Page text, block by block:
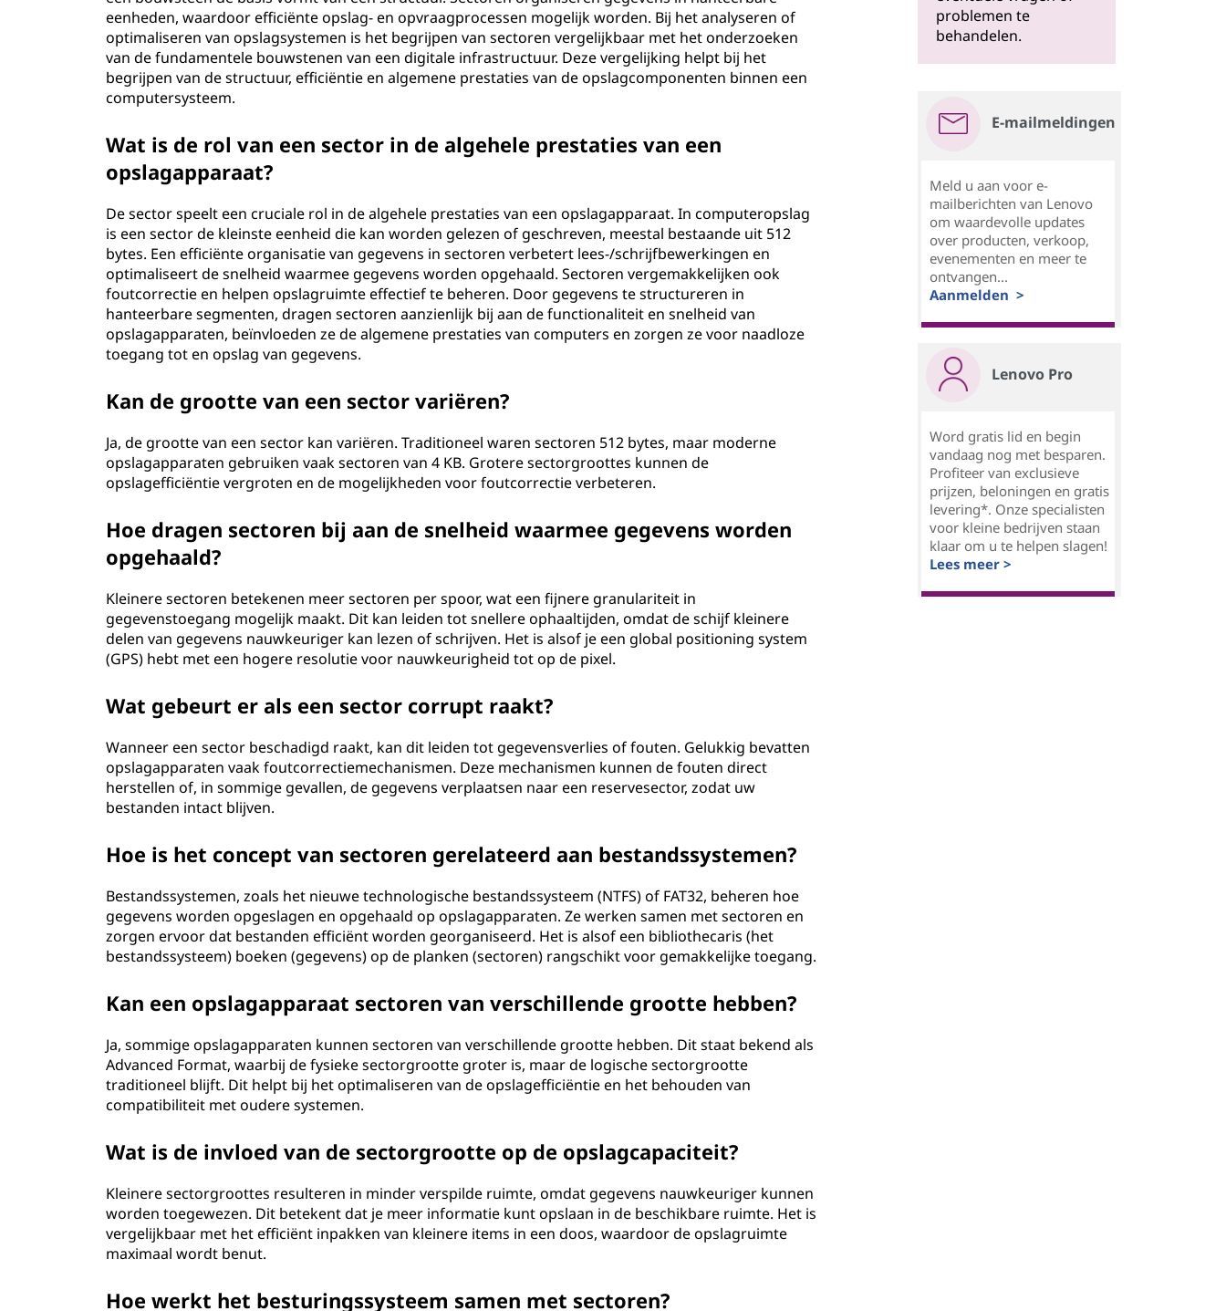
eenheden, waardoor efficiënte opslag- en opvraagprocessen mogelijk worden. Bij het analyseren of
optimaliseren van opslagsystemen is het begrijpen van sectoren vergelijkbaar met het onderzoeken
van de fundamentele bouwstenen van een digitale infrastructuur. Deze vergelijking helpt bij het
begrijpen van de structuur, efficiëntie en algemene prestaties van de opslagcomponenten binnen een
computersysteem.
Wat is de rol van een sector in de algehele prestaties van een
opslagapparaat?
De sector speelt een cruciale rol in de algehele prestaties van een opslagapparaat. In computeropslag
is een sector de kleinste eenheid die kan worden gelezen of geschreven, meestal bestaande uit 512
bytes. Een efficiënte organisatie van gegevens in sectoren verbetert lees-/schrijfbewerkingen en
optimaliseert de snelheid waarmee gegevens worden opgehaald. Sectoren vergemakkelijken ook
foutcorrectie en helpen opslagruimte effectief te beheren. Door gegevens te structureren in
hanteerbare segmenten, dragen sectoren aanzienlijk bij aan de functionaliteit en snelheid van
opslagapparaten, beïnvloeden ze de algemene prestaties van computers en zorgen ze voor naadloze
toegang tot en opslag van gegevens.
Kan de grootte van een sector variëren?
Ja, de grootte van een sector kan variëren. Traditioneel waren sectoren 512 bytes, maar moderne
opslagapparaten gebruiken vaak sectoren van 4 KB. Grotere sectorgroottes kunnen de
opslagefficiëntie vergroten en de mogelijkheden voor foutcorrectie verbeteren.
Hoe dragen sectoren bij aan de snelheid waarmee gegevens worden
opgehaald?
Kleinere sectoren betekenen meer sectoren per spoor, wat een fijnere granulariteit in
gegevenstoegang mogelijk maakt. Dit kan leiden tot snellere ophaaltijden, omdat de schijf kleinere
delen van gegevens nauwkeuriger kan lezen of schrijven. Het is alsof je een global positioning system
(GPS) hebt met een hogere resolutie voor nauwkeurigheid tot op de pixel.
Wat gebeurt er als een sector corrupt raakt?
Wanneer een sector beschadigd raakt, kan dit leiden tot gegevensverlies of fouten. Gelukkig bevatten
opslagapparaten vaak foutcorrectiemechanismen. Deze mechanismen kunnen de fouten direct
herstellen of, in sommige gevallen, de gegevens verplaatsen naar een reservesector, zodat uw
bestanden intact blijven.
Hoe is het concept van sectoren gerelateerd aan bestandssystemen?
Bestandssystemen, zoals het nieuwe technologische bestandssysteem (NTFS) of FAT32, beheren hoe
gegevens worden opgeslagen en opgehaald op opslagapparaten. Ze werken samen met sectoren en
zorgen ervoor dat bestanden efficiënt worden georganiseerd. Het is alsof een bibliothecaris (het
bestandssysteem) boeken (gegevens) op de planken (sectoren) rangschikt voor gemakkelijke toegang.
Kan een opslagapparaat sectoren van verschillende grootte hebben?
Ja, sommige opslagapparaten kunnen sectoren van verschillende grootte hebben. Dit staat bekend als
Advanced Format, waarbij de fysieke sectorgrootte groter is, maar de logische sectorgrootte
traditioneel blijft. Dit helpt bij het optimaliseren van de opslagefficiëntie en het behouden van
compatibiliteit met oudere systemen.
Wat is de invloed van de sectorgrootte op de opslagcapaciteit?
Kleinere sectorgroottes resulteren in minder verspilde ruimte, omdat gegevens nauwkeuriger kunnen
worden toegewezen. Dit betekent dat je meer informatie kunt opslaan in de beschikbare ruimte. Het is
vergelijkbaar met het efficiënt inpakken van kleinere items in een doos, waardoor de opslagruimte
maximaal wordt benut.
Hoe werkt het besturingssysteem samen met sectoren?
problemen te
behandelen.
E-mailmeldingen
Meld u aan voor e-
mailberichten van Lenovo
om waardevolle updates
over producten, verkoop,
evenementen en meer te
ontvangen...
Aanmelden >
Lenovo Pro
Word gratis lid en begin
vandaag nog met besparen.
Profiteer van exclusieve
prijzen, beloningen en gratis
levering*. Onze specialisten
voor kleine bedrijven staan
klaar om u te helpen slagen!
Lees meer >